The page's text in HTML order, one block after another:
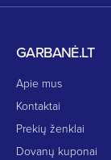
GARBANĖ.LT
Apie mus
Kontaktai
Prekių ženklai
Dovanų kuponai